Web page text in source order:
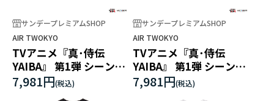
サンデープレミアムSHOP
AIR TWOKYO
TVアニメ『真･侍伝
YAIBA』 第1弾 シーンイ
ラストスウェット 1（鉄
刃）
7,981円
サンデープレミアムSHOP
AIR TWOKYO
TVアニメ『真･侍伝
YAIBA』 第1弾 シーンイ
ラストスウェット 2（刃&
小次郎）
7,981円